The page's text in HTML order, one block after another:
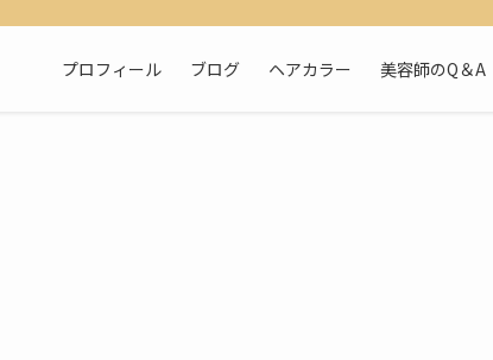
プロフィール ブログ ヘアカラー 美容師のQ＆A